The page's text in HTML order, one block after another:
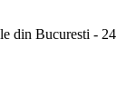
din Bucuresti - 24